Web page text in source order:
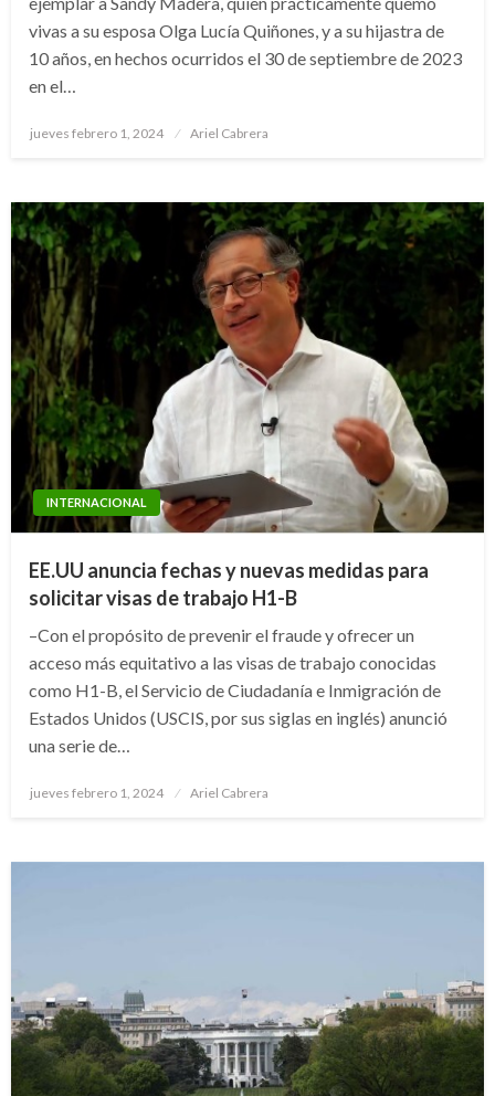
vivas a su esposa Olga Lucía Quiñones, y a su hijastra de
10 años, en hechos ocurridos el 30 de septiembre de 2023
en el…
Publicado
jueves febrero 1, 2024 Ariel Cabrera
INTERNACIONAL
EE.UU anuncia fechas y nuevas medidas para
solicitar visas de trabajo H1-B
–Con el propósito de prevenir el fraude y ofrecer un
acceso más equitativo a las visas de trabajo conocidas
como H1-B, el Servicio de Ciudadanía e Inmigración de
Estados Unidos (USCIS, por sus siglas en inglés) anunció
una serie de…
Publicado
jueves febrero 1, 2024 Ariel Cabrera